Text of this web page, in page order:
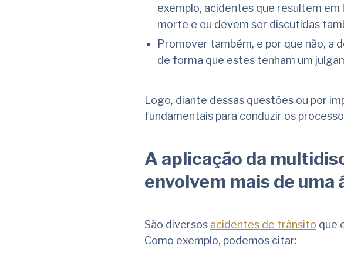
exemplo, acidentes que resultem
morte e eu devem ser discutidas
Promover também, e por que não, a
de forma que estes tenham um
Logo, diante dessas questões ou por
fundamentais para conduzir os
A aplicação da
envolvem mais de uma
São diversos acidentes de trânsito que
Como exemplo, podemos citar: